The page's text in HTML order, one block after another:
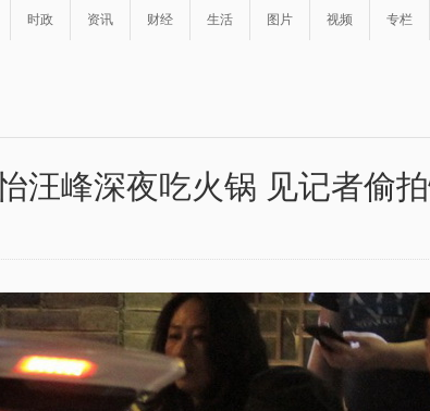
时政 资讯 财经 生活 图片 视频 专栏
汪峰深夜吃火锅 见记者偷